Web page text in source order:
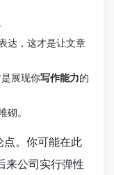
达，这才是让文章
展现你写作能力的
。
点。你可能在此
来公司实行弹性